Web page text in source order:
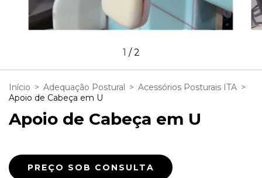
1 /2
Início > Adequação Postural > Acessórios Posturais ITA >
Apoio de Cabeça em U
Apoio de Cabeça em U